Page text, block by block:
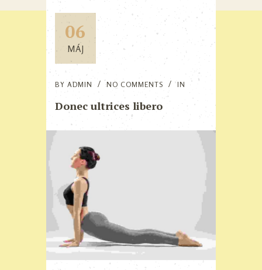
06
MÁJ
BY ADMIN NO COMMENTS IN
Donec ultrices libero